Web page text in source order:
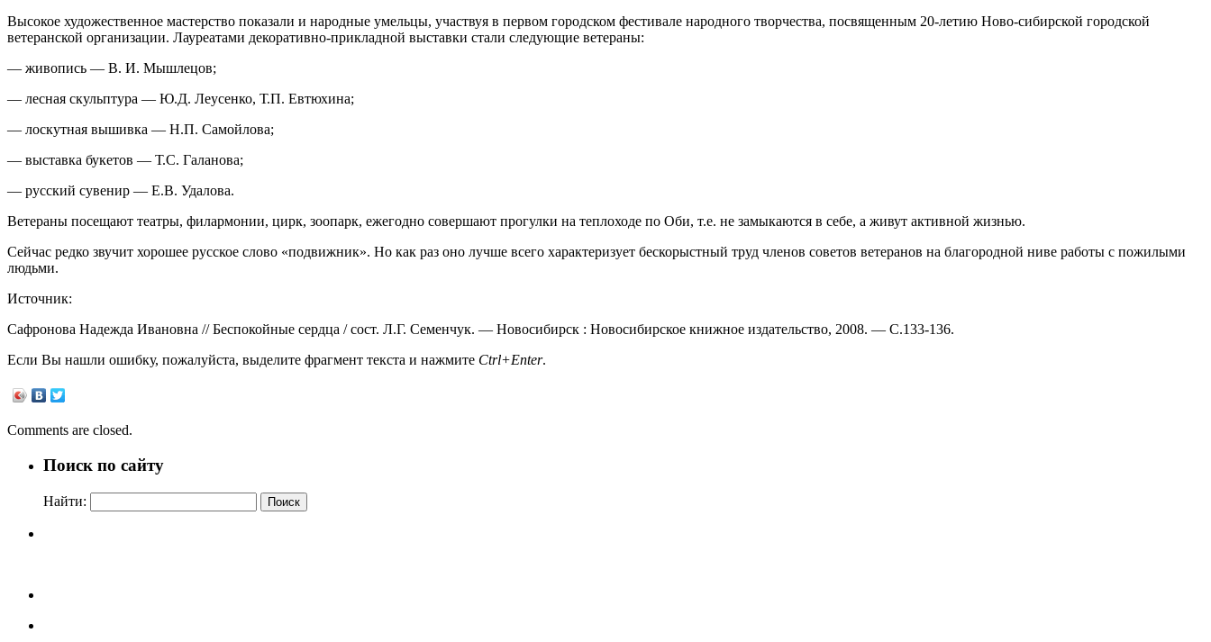
Высокое художественное мастерство показали и народные умельцы, участвуя в первом городском фестивале народного творчества, посвященным 20-летию Ново-сибирской городской
ветеранской организации. Лауреатами декоративно-прикладной выставки стали следующие ветераны:
— живопись — В. И. Мышлецов;
— лесная скульптура — Ю.Д. Леусенко, Т.П. Евтюхина;
— лоскутная вышивка — Н.П. Самойлова;
— выставка букетов — Т.С. Галанова;
— русский сувенир — Е.В. Удалова.
Ветераны посещают театры, филармонии, цирк, зоопарк, ежегодно совершают прогулки на теплоходе по Оби, т.е. не замыкаются в себе, а живут активной жизнью.
Сейчас редко звучит хорошее русское слово «подвижник». Но как раз оно лучше всего характеризует бескорыстный труд членов советов ветеранов на благородной ниве работы с пожилыми
людьми.
Источник:
Сафронова Надежда Ивановна // Беспокойные сердца / сост. Л.Г. Семенчук. — Новосибирск : Новосибирское книжное издательство, 2008. — С.133-136.
Если Вы нашли ошибку, пожалуйста, выделите фрагмент текста и нажмите Ctrl+Enter.
Comments are closed.
Поиск по сайту
Найти: